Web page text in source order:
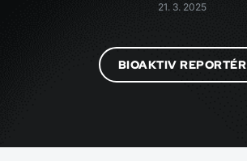
21. 3. 2025
BIOAKTIV REPORTÉR